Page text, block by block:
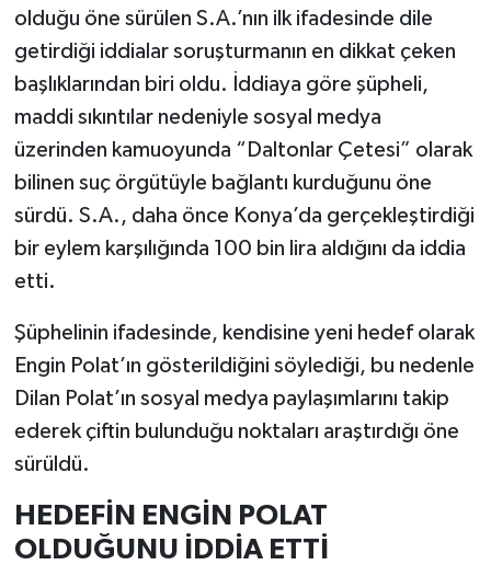
olduğu öne sürülen S.A.’nın ilk ifadesinde dile
getirdiği iddialar soruşturmanın en dikkat çeken
başlıklarından biri oldu. İddiaya göre şüpheli,
maddi sıkıntılar nedeniyle sosyal medya
üzerinden kamuoyunda “Daltonlar Çetesi” olarak
bilinen suç örgütüyle bağlantı kurduğunu öne
sürdü. S.A., daha önce Konya’da gerçekleştirdiği
bir eylem karşılığında 100 bin lira aldığını da iddia
etti.
Şüphelinin ifadesinde, kendisine yeni hedef olarak
Engin Polat’ın gösterildiğini söylediği, bu nedenle
Dilan Polat’ın sosyal medya paylaşımlarını takip
ederek çiftin bulunduğu noktaları araştırdığı öne
sürüldü.
HEDEFİN ENGİN POLAT
OLDUĞUNU İDDİA ETTİ